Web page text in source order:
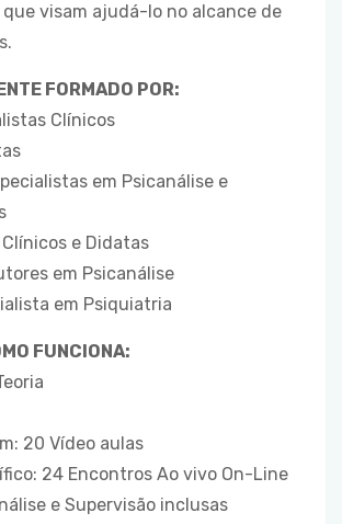
visam ajudá-lo no alcance de
FORMADO POR:
Clínicos
em Psicanálise e
e Didatas
em Psicanálise
em Psiquiatria
FUNCIONA:
20 Vídeo aulas
24 Encontros Ao vivo On-Line
e Supervisão inclusas